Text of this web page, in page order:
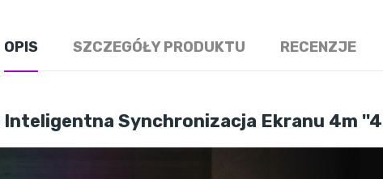
OPIS SZCZEGÓŁY PRODUKTU RECENZJE
Inteligentna Synchronizacja Ekranu 4m